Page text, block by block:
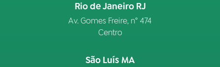
Rio de Janeiro RJ
Av. Gomes Freire, n° 474
Centro
São Luís MA